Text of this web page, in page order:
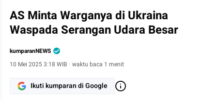
AS Minta Warganya di Ukraina
Waspada Serangan Udara Besar
kumparanNEWS
10 Mei 2025 3:18 WIB · waktu baca 1 menit
Ikuti kumparan di Google